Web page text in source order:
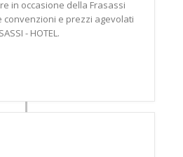
in occasione della Frasassi
convenzioni e prezzi agevolati
- HOTEL.